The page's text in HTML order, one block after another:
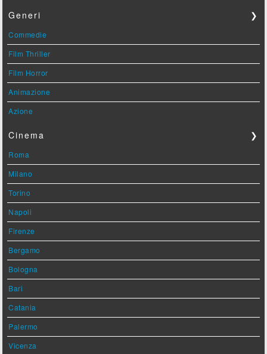
Generi ❯
Commedie
Film Thriller
Film Horror
Animazione
Azione
Cinema ❯
Roma
Milano
Torino
Napoli
Firenze
Bergamo
Bologna
Bari
Catania
Palermo
Vicenza